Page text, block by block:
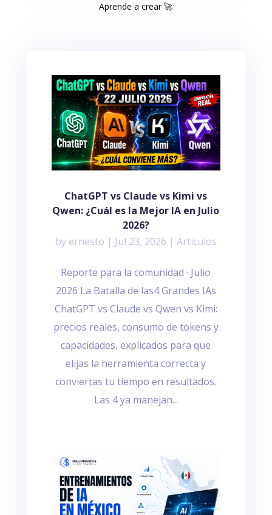
Aprende a crear 🚀
ChatGPT vs Claude vs Kimi vs
Qwen: ¿Cuál es la Mejor IA en Julio
2026?
by ernesto | Jul 23, 2026 | Artículos
Reporte para la comunidad · Julio
2026 La Batalla de las4 Grandes IAs
ChatGPT vs Claude vs Qwen vs Kimi:
precios reales, consumo de tokens y
capacidades, explicados para que
elijas la herramienta correcta y
conviertas tu tiempo en resultados.
Las 4 ya manejan...